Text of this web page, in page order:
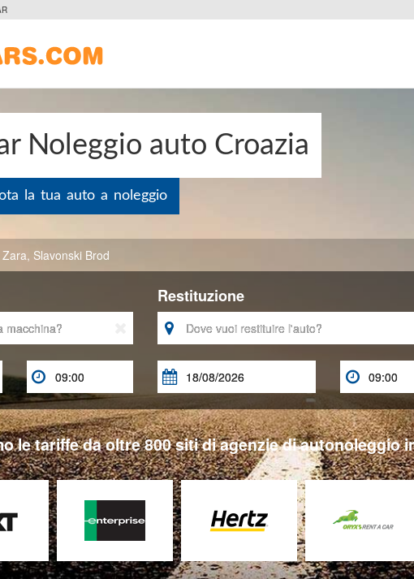
Noleggio auto Croazia
la tua auto a noleggio
Zara, Slavonski Brod

Restituzione

 
le tariffe da oltre 800 siti di agenzie di autonoleggio